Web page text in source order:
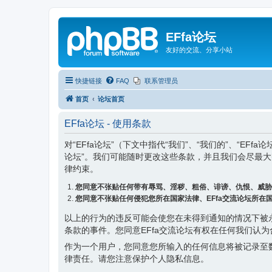
EFfa论坛
友好的交流、分享小站
快捷链接 FAQ 联系管理员
首页 论坛首页
EFfa论坛 - 使用条款
对“EFfa论坛”（下文中指代“我们”、“我们的”、“EFfa
论坛”。我们可能随时更改这些条款，并且我们会尽最
律约束。
您同意不张贴任何带有辱骂、淫秽、粗俗、诽谤、仇恨、威
您同意不张贴任何侵犯您所在国家法律、EFfa交流论坛所在
以上的行为的违反可能会使您在未得到通知的情况下
条款的事件。您同意EFfa交流论坛有权在任何我们认
作为一个用户，您同意您所输入的任何信息将被记录
律责任。请您注意保护个人隐私信息。